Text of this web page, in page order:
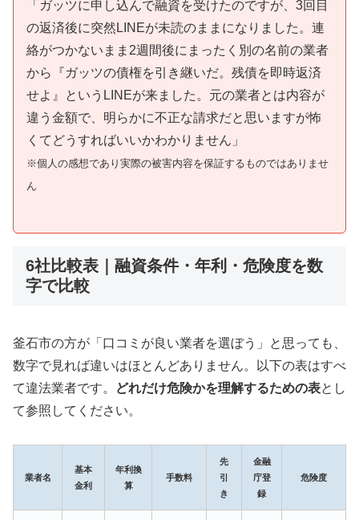
「ガッツに申し込んで融資を受けたのですが、3回目
の返済後に突然LINEが未読のままになりました。連
絡がつかないまま2週間後にまったく別の名前の業者
から『ガッツの債権を引き継いだ。残債を即時返済
せよ』というLINEが来ました。元の業者とは内容が
違う金額で、明らかに不正な請求だと思いますが怖
くてどうすればいいかわかりません」
※個人の感想であり実際の被害内容を保証するものではありませ
ん
6社比較表｜融資条件・年利・危険度を数
字で比較
釜石市の方が「口コミが良い業者を選ぼう」と思っても、
数字で見れば違いはほとんどありません。以下の表はすべ
て違法業者です。
どれだけ危険かを理解するための表とし
て参照してください。
業者名
基本
金利
年利換
算
手数料
先
引
き
金融
庁登
録
危険度